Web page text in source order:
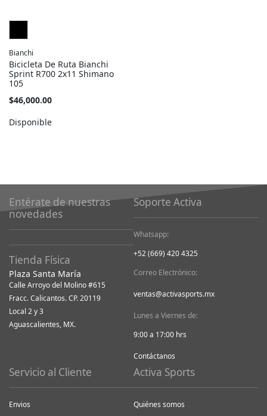
Bianchi
Bicicleta De Ruta Bianchi
Sprint R700 2x11 Shimano
105
Tan
como
$46,000.00
Disponible
Entérate de nuestras
novedades
Tienda Física
Plaza Santa María
Calle Arroyo del Molino #615
Fracc. Calicantos. CP. 20119
Local 2 y 3
Aguascalientes, MX.
Soporte Activa
Whatsapp:
+52 (669) 420 4325
Correo Electrónico:
ventas@activasports.mx
Lunes a Viernes de:
9:00 a 17:00 hrs
Contáctanos
Servicio al Cliente
Envios
Activa Sports
Quiénes somos